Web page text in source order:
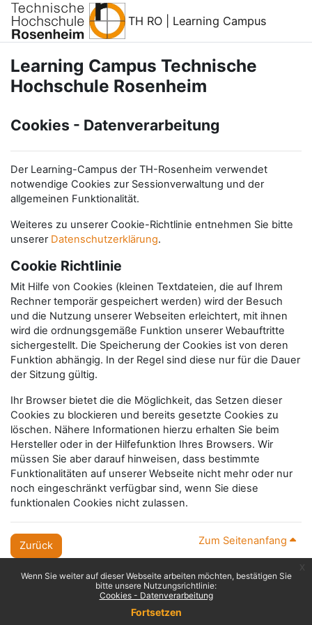
Zum Hauptinhalt
Wenn Sie weiter auf dieser Webseite arbeiten möchten, bestätigen Sie
bitte unsere Nutzungsrichtlinie:
Cookies - Datenverarbeitung
Fortsetzen
TH RO | Learning Campus
Learning Campus Technische
Hochschule Rosenheim
Cookies - Datenverarbeitung
Der Learning-Campus der TH-Rosenheim verwendet
notwendige Cookies zur Sessionverwaltung und der
allgemeinen Funktionalität.
Weiteres zu unserer Cookie-Richtlinie entnehmen Sie bitte
unserer Datenschutzerklärung.
Cookie Richtlinie
Mit Hilfe von Cookies (kleinen Textdateien, die auf Ihrem
Rechner temporär gespeichert werden) wird der Besuch
und die Nutzung unserer Webseiten erleichtert, mit ihnen
wird die ordnungsgemäße Funktion unserer Webauftritte
sichergestellt. Die Speicherung der Cookies ist von deren
Funktion abhängig. In der Regel sind diese nur für die Dauer
der Sitzung gültig.
Ihr Browser bietet die die Möglichkeit, das Setzen dieser
Cookies zu blockieren und bereits gesetzte Cookies zu
löschen. Nähere Informationen hierzu erhalten Sie beim
Hersteller oder in der Hilfefunktion Ihres Browsers. Wir
müssen Sie aber darauf hinweisen, dass bestimmte
Funktionalitäten auf unserer Webseite nicht mehr oder nur
noch eingeschränkt verfügbar sind, wenn Sie diese
funktionalen Cookies nicht zulassen.
Zurück Zum Seitenanfang